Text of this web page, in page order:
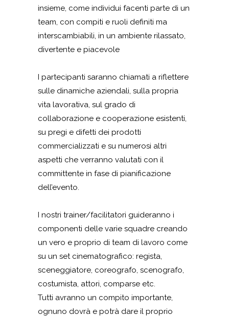
insieme, come individui facenti parte di un
team, con compiti e ruoli definiti ma
interscambiabili, in un ambiente rilassato,
divertente e piacevole
I partecipanti saranno chiamati a riflettere
sulle dinamiche aziendali, sulla propria
vita lavorativa, sul grado di
collaborazione e cooperazione esistenti,
su pregi e difetti dei prodotti
commercializzati e su numerosi altri
aspetti che verranno valutati con il
committente in fase di pianificazione
dell’evento.
I nostri trainer/facilitatori guideranno i
componenti delle varie squadre creando
un vero e proprio di team di lavoro come
su un set cinematografico: regista,
sceneggiatore, coreografo, scenografo,
costumista, attori, comparse etc.
Tutti avranno un compito importante,
ognuno dovrà e potrà dare il proprio